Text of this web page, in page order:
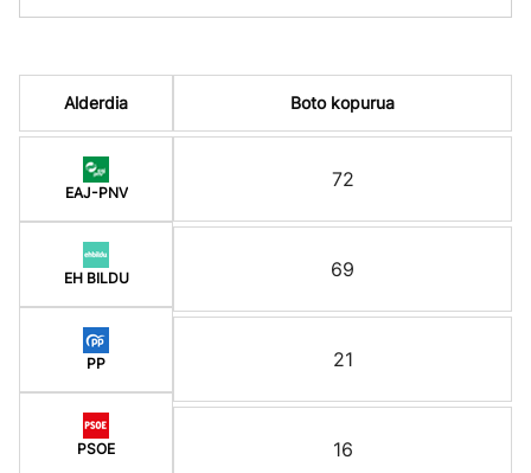
Alderdia
EAJ-PNV
EH BILDU
PP
PSOE
Boto kopurua
72
69
21
16